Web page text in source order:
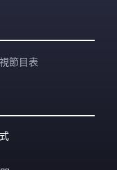
節目表